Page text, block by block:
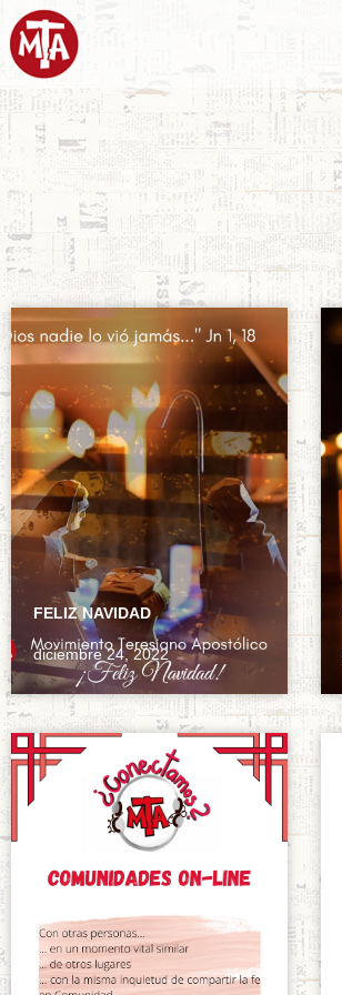
FELIZ NAVIDAD
diciembre 24, 2022